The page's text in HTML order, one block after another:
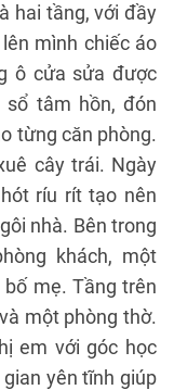
hai tầng, với đầy
mình chiếc áo
ô cửa sửa được
tâm hồn, đón
từng căn phòng.
cây trái. Ngày
ríu rít tạo nên
nhà. Bên trong
khách, một
mẹ. Tầng trên
một phòng thờ.
em với góc học
yên tĩnh giúp